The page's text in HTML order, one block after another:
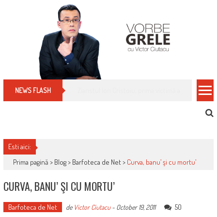
NEWS FLASH Cum îți schimbi, rapid, gratuit și eficient,
Esti aici:
Prima pagină > Blog> Barfoteca de Net> Curva, banu’ şi cu mortu’
CURVA, BANU’ ŞI CU MORTU’
Barfoteca de Net de Victor Ciutacu- October 19, 2011 50